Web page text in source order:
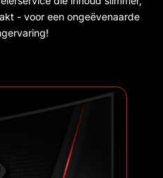
- voor een ongeëvenaarde